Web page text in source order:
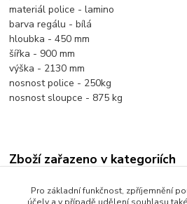
materiál police - lamino
barva regálu - bílá
hloubka - 450 mm
šířka - 900 mm
výška - 2130 mm
nosnost police - 250kg
nosnost sloupce - 875 kg
Zboží zařazeno v kategoriích
Pro základní funkčnost, zpříjemnění